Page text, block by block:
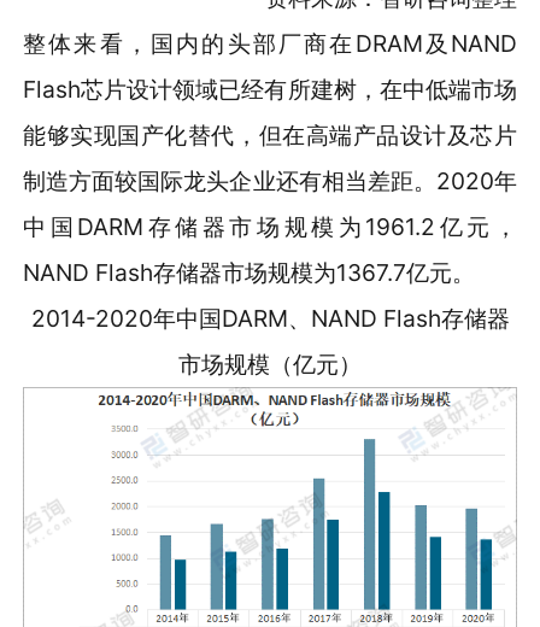
整体来看，国内的头部厂商在DRAM及NAND
Flash芯片设计领域已经有所建树，在中低端市场
能够实现国产化替代，但在高端产品设计及芯片
制造方面较国际龙头企业还有相当差距。2020年
中国DARM存储器市场规模为1961.2亿元，
NAND Flash存储器市场规模为1367.7亿元。
2014-2020年中国DARM、NAND Flash存储器
市场规模（亿元）